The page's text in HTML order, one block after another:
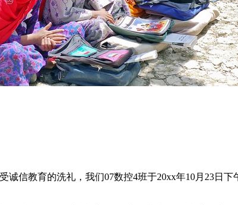
信教育的洗礼，我们07数控4班于20xx年10月23日